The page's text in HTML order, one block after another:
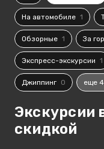
На автомобиле 1
Обзорные 1 За
Экспресс-экскурсии 1
Джиппинг 0 еще
Экскурсии
скидкой